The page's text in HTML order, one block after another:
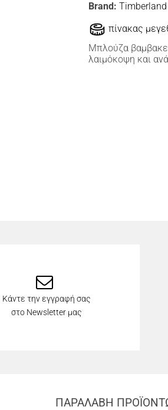
Brand: Timberland
πίνακας
Μπλούζα
λαιμόκοψη και
Κάντε την εγγραφή σας
στο Newsletter μας
ΠΑΡΑΛΑΒΗ